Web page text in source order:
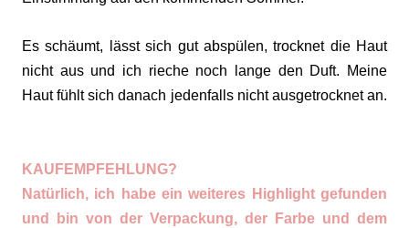
Es schäumt, lässt sich gut abspülen, trocknet die Haut
nicht aus und ich rieche noch lange den Duft. Meine
Haut fühlt sich danach jedenfalls nicht ausgetrocknet an.
KAUFEMPFEHLUNG?
Natürlich, ich habe ein weiteres Highlight gefunden
und bin von der Verpackung, der Farbe und dem